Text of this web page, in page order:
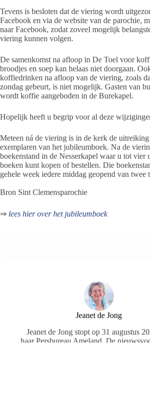
Tevens is besloten dat de viering wordt
Facebook en via de website van de parochie,
naar Facebook, zodat zoveel mogelijk
viering kunnen volgen.
De samenkomst na afloop in De Toel voor
broodjes en soep kan helaas niet doorgaan.
koffiedrinken na afloop van de viering, zoals
zondag gebeurt, is niet mogelijk. Gasten van
wordt koffie aangeboden in de Burekapel.
Hopelijk heeft u begrip voor al deze
Meteen ná de viering is in de kerk de uitreiking
exemplaren van het jubileumboek. Na de
boekenstand in de Nesserkapel waar u tot vier
boeken kunt kopen of bestellen. Die
gehele week iedere middag geopend van twee
Bron Sint Clemensparochie
⇒ lees hier over het jubileumboek
Jeanet de Jong
Jeanet de Jong stopt op 31 augustus
haar Persbureau Ameland. De